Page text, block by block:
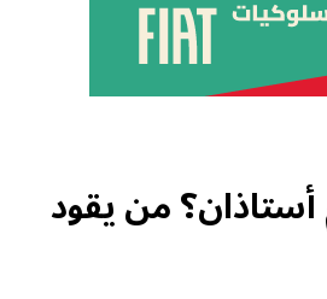
أستاذان؟ من يقود